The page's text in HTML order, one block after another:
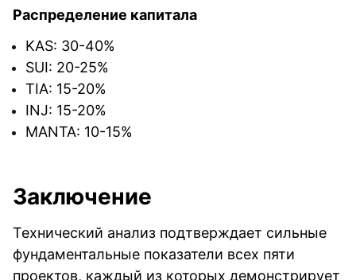
Распределение капитала
KAS: 30-40%
SUI: 20-25%
TIA: 15-20%
INJ: 15-20%
MANTA: 10-15%
Заключение
Технический анализ подтверждает сильные
фундаментальные показатели всех пяти
проектов, каждый из которых демонстрирует